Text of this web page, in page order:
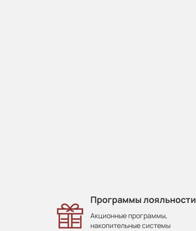
Программы лояльности
Акционные программы,
накопительные системы